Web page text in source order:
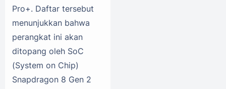
Pro+. Daftar tersebut
menunjukkan bahwa
perangkat ini akan
ditopang oleh SoC
(System on Chip)
Snapdragon 8 Gen 2